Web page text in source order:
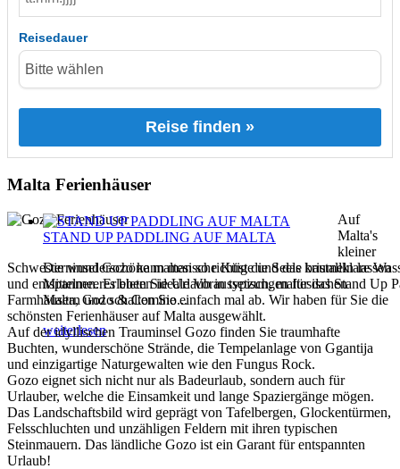
STAND UP PADDLING AUF MALTA
Die wunderschöne maltesische Küste und das kristallklare
Mittelmeeres bieten ideale Voraussetzungen für das Stand Up
Malta, Gozo & Comino...
weiterlesen
Reisedauer
Reise finden »
Malta Ferienhäuser
Auf
Malta's
kleiner
Schwesterninsel Gozo kann man so richtig die Seele baumeln lassen
und entspannen. Erleben Sie Urlaub in typisch, maltesischen
Farmhäusern und schalten Sie einfach mal ab. Wir haben für Sie die
schönsten Ferienhäuser auf Malta ausgewählt.
Auf der idyllischen Trauminsel Gozo finden Sie traumhafte
Buchten, wunderschöne Strände, die Tempelanlage von Ggantija
und einzigartige Naturgewalten wie den Fungus Rock.
Gozo eignet sich nicht nur als Badeurlaub, sondern auch für
Urlauber, welche die Einsamkeit und lange Spaziergänge mögen.
Das Landschaftsbild wird geprägt von Tafelbergen, Glockentürmen,
Felsschluchten und unzähligen Feldern mit ihren typischen
Steinmauern. Das ländliche Gozo ist ein Garant für entspannten
Urlaub!